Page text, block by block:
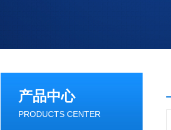
产品中心
PRODUCTS CENTER